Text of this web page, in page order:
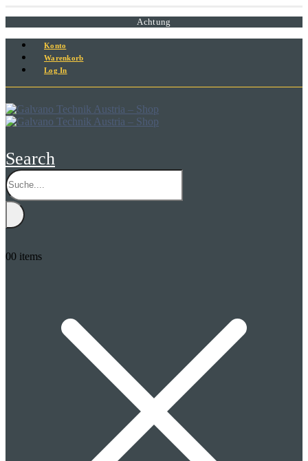
Achtung
Konto
Warenkorb
Log In
Search
00 items